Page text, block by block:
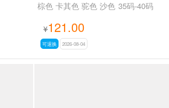
棕色 卡其色 驼色 沙色 35码-40码
¥121.00
可退换 2026-08-04